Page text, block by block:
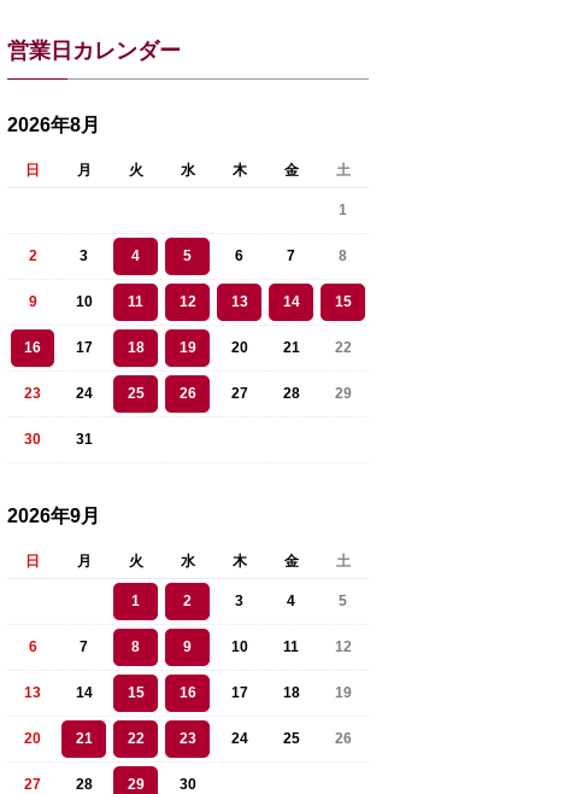
営業日カレンダー
2026年8月
日 月 火 水 木 金 土
1
2 3 4 5 6 7 8
9 10 11 12 13 14 15
16 17 18 19 20 21 22
23 24 25 26 27 28 29
30 31
2026年9月
日 月 火 水 木 金 土
1 2 3 4 5
6 7 8 9 10 11 12
13 14 15 16 17 18 19
20 21 22 23 24 25 26
27 28 29 30